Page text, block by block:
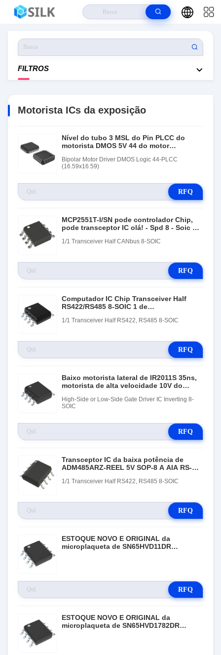
FILTROS
Motorista ICs da exposição
Nível do tubo 3 MSL do Pin PLCC do
motorista DMOS 5V 44 do motor
Bipolar Motor Driver DMOS Logic 44-PLCC
(16.59x16.59)
RFQ
MCP2551T-I/SN pode controlador Chip,
pode transceptor IC olá! - Spd 8 - Soic do
1/1 Transceiver Half CANbus 8-SOIC
RFQ
Computador IC Chip Transceiver Half
RS422/RS485 8-SOIC 1 de
1/1 Transceiver Half RS422, RS485 8-SOIC
RFQ
Baixo motorista lateral de IR2011S 35ns,
motorista de alta velocidade 10V do
High-Side or Low-Side Gate Driver IC Inverting 8-
SOIC
RFQ
Transceptor IC da baixa potência de
ADM485ARZ-REEL 5V SOP-8 A AIA RS-
1/1 Transceiver Half RS422, RS485 8-SOIC
RFQ
ESTOQUE NOVO E ORIGINAL da
microplaqueta de SN65HVD11DR
RFQ
ESTOQUE NOVO E ORIGINAL da
microplaqueta de SN65HVD1782DR